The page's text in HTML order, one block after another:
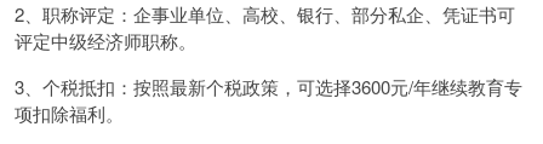
2、职称评定：企事业单位、高校、银行、部分私企、凭证书可
评定中级经济师职称。
3、个税抵扣：按照最新个税政策，可选择3600元/年继续教育专
项扣除福利。